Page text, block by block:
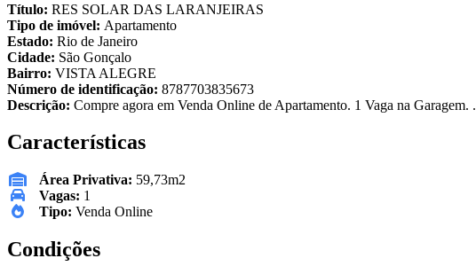
Título: RES SOLAR DAS LARANJEIRAS
Tipo de imóvel: Apartamento
Estado: Rio de Janeiro
Cidade: São Gonçalo
Bairro: VISTA ALEGRE
Número de identificação: 8787703835673
Descrição: Compre agora em Venda Online de Apartamento. 1 Vaga na Garagem. .
Características
Área Privativa: 59,73m2
Vagas: 1
Tipo: Venda Online
Condições